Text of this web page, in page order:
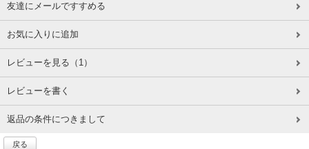
友達にメールですすめる
お気に入りに追加
レビューを見る （1）
レビューを書く
返品の条件につきまして
戻る